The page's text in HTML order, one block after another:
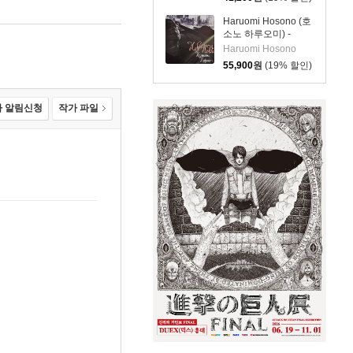
[LP]
Haruomi Hosono (호
소노 하루오미) -
HoSoNoVa [LP]
Haruomi Hosono
55,900원 (19% 할인)
알림신청 작가 파일